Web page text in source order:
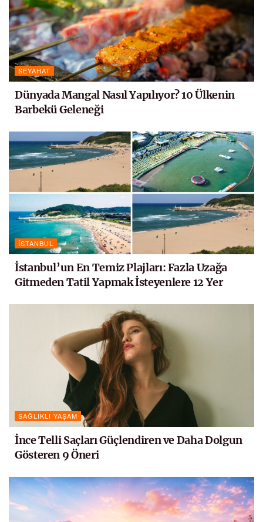
SEYAHAT
Dünyada Mangal Nasıl Yapılıyor? 10 Ülkenin
Barbekü Geleneği
İSTANBUL
İstanbul’un En Temiz Plajları: Fazla Uzağa
Gitmeden Tatil Yapmak İsteyenlere 12 Yer
SAĞLIKLI YAŞAM
İnce Telli Saçları Güçlendiren ve Daha Dolgun
Gösteren 9 Öneri